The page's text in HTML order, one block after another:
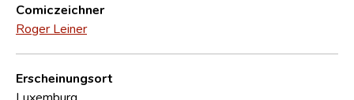
Comiczeichner
Roger Leiner
Erscheinungsort
Luxemburg